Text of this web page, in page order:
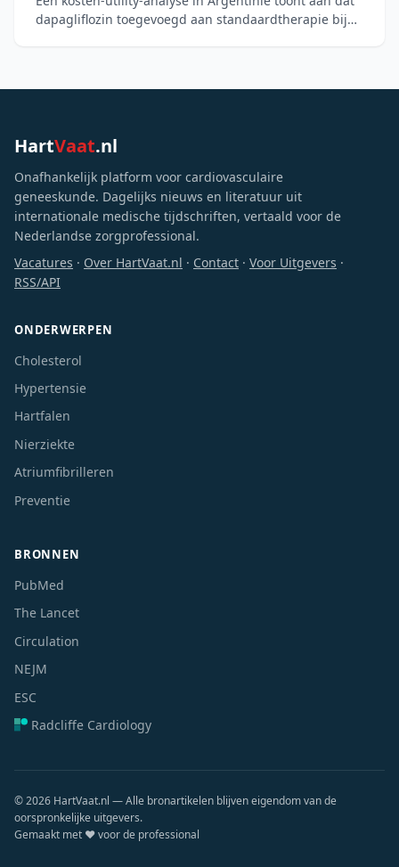
dapagliflozin toegevoegd aan standaardtherapie bij
HartVaat.nl
Onafhankelijk platform voor cardiovasculaire
geneeskunde. Dagelijks nieuws en literatuur uit
internationale medische tijdschriften, vertaald voor de
Nederlandse zorgprofessional.
Vacatures · Over HartVaat.nl · Contact · Voor Uitgevers ·
RSS/API
ONDERWERPEN
Cholesterol
Hypertensie
Hartfalen
Nierziekte
Atriumfibrilleren
Preventie
BRONNEN
PubMed
The Lancet
Circulation
NEJM
ESC
Radcliffe Cardiology
© 2026 HartVaat.nl — Alle bronartikelen blijven eigendom van de
oorspronkelijke uitgevers.
Gemaakt met ❤️ voor de professional